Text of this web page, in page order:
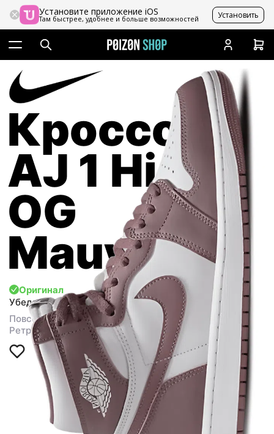
Установите приложение iOS
Там быстрее, удобнее и больше возможностей Установить
Кроссовки
AJ 1 High
OG
Mauve
Оригинал
Убедиться
Повседневная обувь
Ретро-баскетбольные